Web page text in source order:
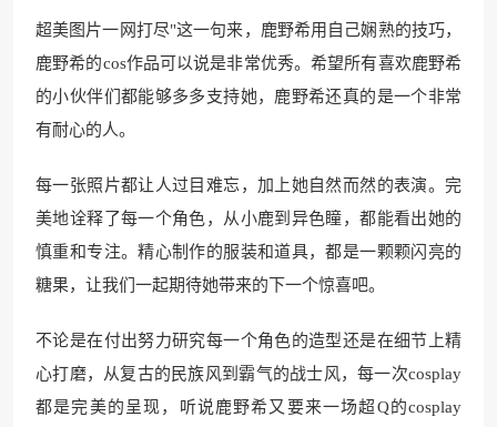
超美图片一网打尽"这一句来，鹿野希用自己娴熟的技巧，
鹿野希的cos作品可以说是非常优秀。希望所有喜欢鹿野希
的小伙伴们都能够多多支持她，鹿野希还真的是一个非常
有耐心的人。
每一张照片都让人过目难忘，加上她自然而然的表演。完
美地诠释了每一个角色，从小鹿到异色瞳，都能看出她的
慎重和专注。精心制作的服装和道具，都是一颗颗闪亮的
糖果，让我们一起期待她带来的下一个惊喜吧。
不论是在付出努力研究每一个角色的造型还是在细节上精
心打磨，从复古的民族风到霸气的战士风，每一次cosplay
都是完美的呈现，听说鹿野希又要来一场超Q的cosplay